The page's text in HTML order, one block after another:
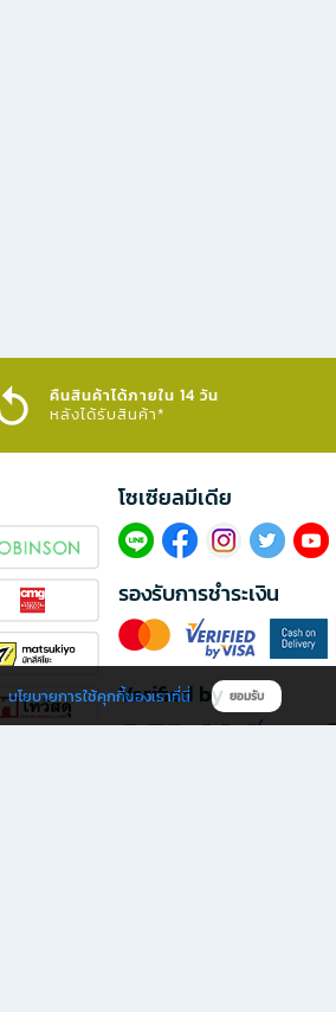
คืนสินค้าได้ภายใน 14 วัน
หลังได้รับสินค้า*
โซเซียลมีเดีย​
รองรับการชำระเงิน
Verified by
นโยบายการใช้คุกกี้ของเราที่นี่ ยอมรับ